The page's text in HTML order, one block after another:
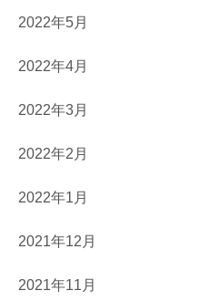
2022年5月
2022年4月
2022年3月
2022年2月
2022年1月
2021年12月
2021年11月